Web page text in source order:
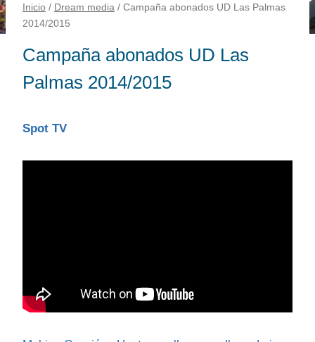
Inicio / Dream media / Campaña abonados UD Las Palmas
2014/2015
Campaña abonados UD Las
Palmas 2014/2015
Spot TV